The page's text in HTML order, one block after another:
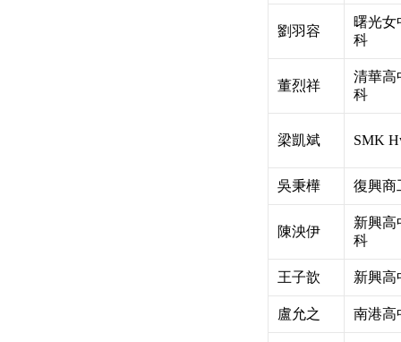
劉羽容
曙光女
科
董烈祥
清華高
科
梁凱斌 SMK
吳秉樺 復興商
陳泱伊
新興高
科
王子歆 新興高
盧允之 南港高